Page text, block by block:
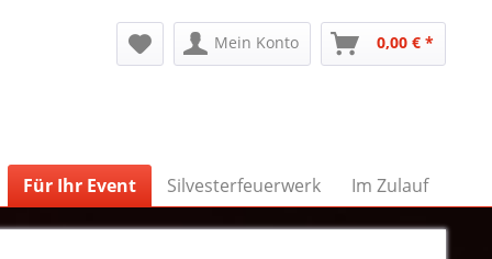
Mein Konto 0,00 € *
Für Ihr Event Silvesterfeuerwerk Im Zulauf